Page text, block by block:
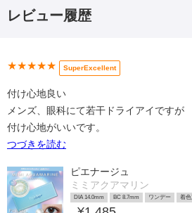
レビュー履歴
★★★★★ SuperExcellent
付け心地良い
メンズ、眼科にて若干ドライアイですが
付け心地がいいです。
つづきを読む
ピエナージュ
ミミアクアマリン
DIA 14.0mm BC 8.7mm ワンデー 着色